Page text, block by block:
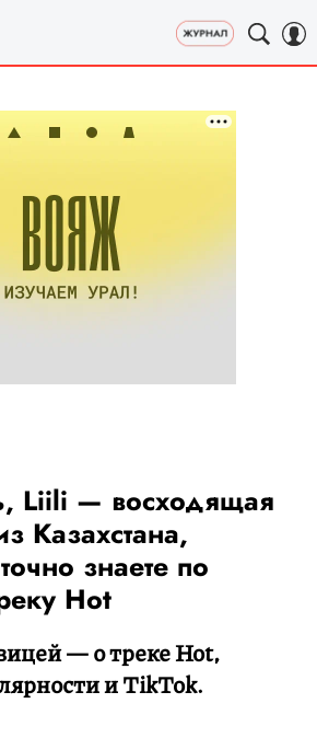
Liili — восходящая
Казахстана,
знаете по
Hot
— о треке Hot,
и TikTok.